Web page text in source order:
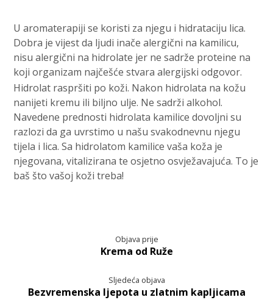
U aromaterapiji se koristi za njegu i hidrataciju lica.
Dobra je vijest da ljudi inače alergični na kamilicu,
nisu alergični na hidrolate jer ne sadrže proteine na
koji organizam najčešće stvara alergijski odgovor.
Hidrolat raspršiti po koži. Nakon hidrolata na kožu
nanijeti kremu ili biljno ulje. Ne sadrži alkohol.
Navedene prednosti hidrolata kamilice dovoljni su
razlozi da ga uvrstimo u našu svakodnevnu njegu
tijela i lica. Sa hidrolatom kamilice vaša koža je
njegovana, vitalizirana te osjetno osvježavajuća. To je
baš što vašoj koži treba!
Objava prije
Krema od Ruže
Sljedeća objava
Bezvremenska ljepota u zlatnim kapljicama